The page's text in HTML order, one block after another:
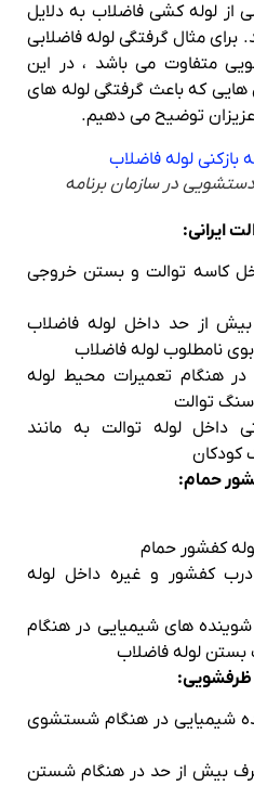
لوله کشی فاضلاب به دلایل
مثال گرفتگی لوله فاضلابی
متفاوت می باشد ، در این
که باعث گرفتگی لوله های
توضیح می دهیم.
در سازمان برنامه
ایرانی:
کاسه توالت و بستن خروجی
از حد داخل لوله فاضلاب
نامطلوب لوله فاضلاب
هنگام تعمیرات محیط لوله
توالت
لوله توالت به مانند
حمام:
کفشور حمام
کفشور و غیره داخل لوله
های شیمیایی در هنگام
لوله فاضلاب
شیمیایی در هنگام شستشوی
بیش از حد در هنگام شستن